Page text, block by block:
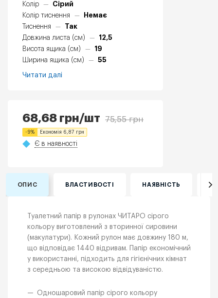
Колір —
Сірий
Колір тиснення
—
Немає
Тиснення
—
Так
Довжина листа (см)
—
12,5
Висота ящика (см)
—
19
Ширина ящика (см)
— 55
Читати далі
68,68 грн/шт 75,55грн
- 9% Економія 6,87 грн
Є в наявності
ОПИС ВЛАСТИВОСТІ НАЯВНІСТЬ
Туалетний папір в рулонах ЧИТАРО сірого
кольору виготовлений з вторинної сировини
(макулатури). Кожний рулон має довжину 180 м,
що відповідає 1440 відривам. Папір економічний
у використанні, підходить для гігієнічних кімнат
з середньою та високою відвідуваністю.
Одношаровий папір сірого кольору